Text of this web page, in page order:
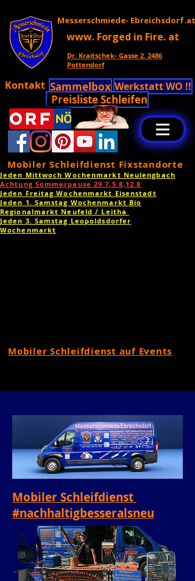
Messerschmiede- Ebreichsdorf.at
www. Forged in Fire. at
Dr. Kraitschek- Gasse 2. 2486
Pottendorf
Kontakt Sammelbox Werkstatt WO !!
Preisliste Schleifen
Mobiler Schleifdienst Fixstandorte
Jeden Mittwoch Wochenmarkt Neulengbach
Achtung Sommerpause 29.7,5.8,12.8
Jeden Freitag Wochenmarkt Eisenstadt
Jeden 1. Samstag Wochenmarkt Bio
Regionalmarkt Neufeld / Leitha
Jeden 3. Samstag Leopoldsdorfer
Wochenmarkt
Mobiler Schleifdienst auf Events
Mobiler Schleifdienst
#nachhaltigbesseralsneu